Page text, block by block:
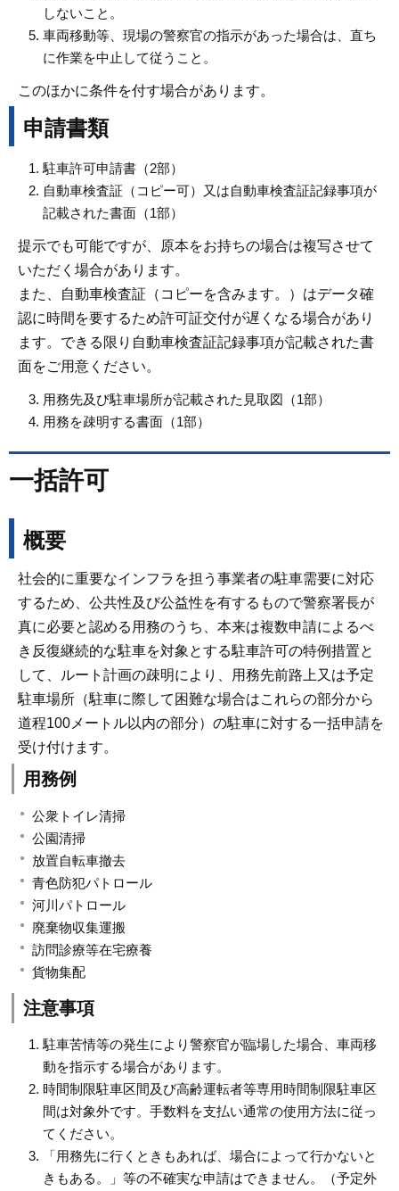
しないこと。
車両移動等、現場の警察官の指示があった場合は、直ち
に作業を中止して従うこと。
このほかに条件を付す場合があります。
申請書類
駐車許可申請書（2部）
自動車検査証（コピー可）又は自動車検査証記録事項が
記載された書面（1部）
提示でも可能ですが、原本をお持ちの場合は複写させて
いただく場合があります。
また、自動車検査証（コピーを含みます。）はデータ確
認に時間を要するため許可証交付が遅くなる場合があり
ます。できる限り自動車検査証記録事項が記載された書
面をご用意ください。
用務先及び駐車場所が記載された見取図（1部）
用務を疎明する書面（1部）
一括許可
概要
社会的に重要なインフラを担う事業者の駐車需要に対応
するため、公共性及び公益性を有するもので警察署長が
真に必要と認める用務のうち、本来は複数申請によるべ
き反復継続的な駐車を対象とする駐車許可の特例措置と
して、ルート計画の疎明により、用務先前路上又は予定
駐車場所（駐車に際して困難な場合はこれらの部分から
道程100メートル以内の部分）の駐車に対する一括申請を
受け付けます。
用務例
公衆トイレ清掃
公園清掃
放置自転車撤去
青色防犯パトロール
河川パトロール
廃棄物収集運搬
訪問診療等在宅療養
貨物集配
注意事項
駐車苦情等の発生により警察官が臨場した場合、車両移
動を指示する場合があります。
時間制限駐車区間及び高齢運転者等専用時間制限駐車区
間は対象外です。手数料を支払い通常の使用方法に従っ
てください。
「用務先に行くときもあれば、場合によって行かないと
きもある。」等の不確実な申請はできません。（予定外